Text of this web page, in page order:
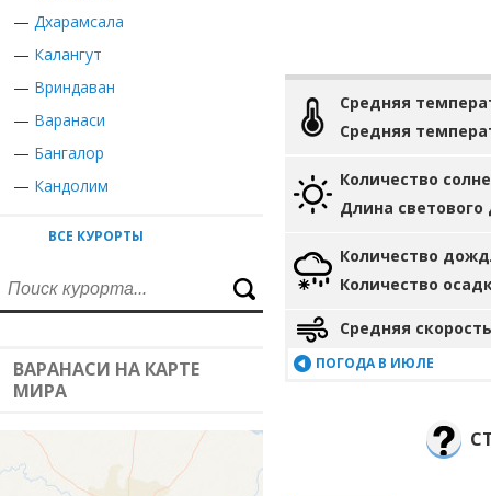
— Дхарамсала
— Калангут
— Вриндаван
— Варанаси
— Бангалор
— Кандолим
ВСЕ КУРОРТЫ
ВАРАНАСИ НА КАРТЕ
МИРА
Средняя
Средняя
Количество
Длина светового
Количество
Количество
Средняя
ПОГОДА В ИЮЛЕ